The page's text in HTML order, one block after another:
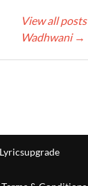
View all
Wadhwani →